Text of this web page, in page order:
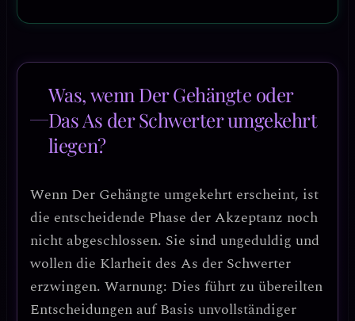
Was, wenn Der Gehängte oder
Das As der Schwerter umgekehrt
liegen?
Wenn Der Gehängte umgekehrt erscheint, ist
die entscheidende Phase der Akzeptanz noch
nicht abgeschlossen. Sie sind ungeduldig und
wollen die Klarheit des As der Schwerter
erzwingen. Warnung: Dies führt zu übereilten
Entscheidungen auf Basis unvollständiger